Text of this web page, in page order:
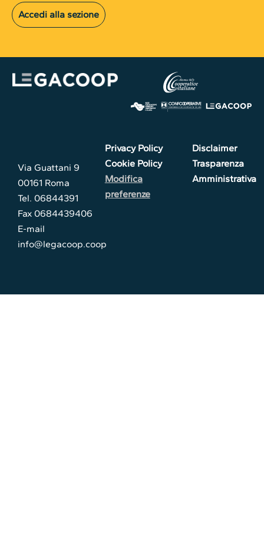
Accedi alla sezione
Via Guattani 9
00161 Roma
Tel. 06844391
Fax 0684439406
E-mail
info@legacoop.coop
Privacy Policy
Cookie Policy
Modifica
preferenze
Disclaimer
Trasparenza
Amministrativa